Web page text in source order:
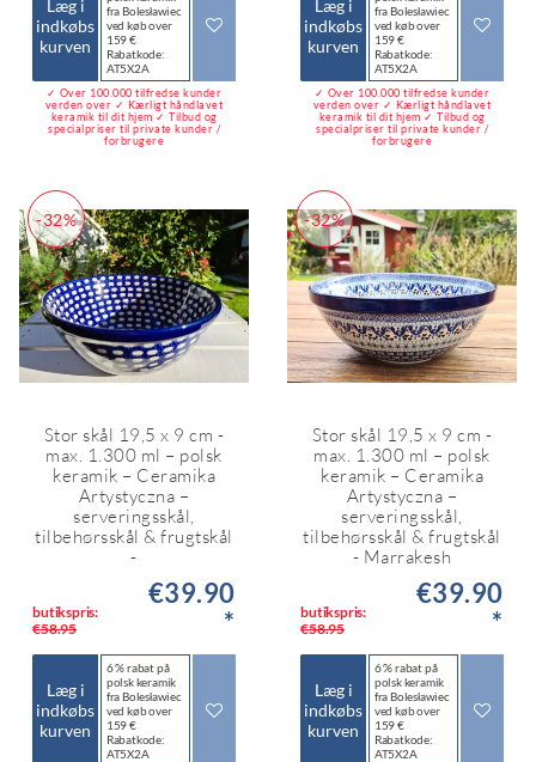
Læg i
indkøbs
kurven
fra Bolesławiec
ved køb over
159 €
Rabatkode:
AT5X2A
✓ Over 100.000 tilfredse kunder
verden over ✓ Kærligt håndlavet
keramik til dit hjem ✓ Tilbud og
specialpriser til private kunder /
forbrugere
Læg i
indkøbs
kurven
fra Bolesławiec
ved køb over
159 €
Rabatkode:
AT5X2A
✓ Over 100.000 tilfredse kunder
verden over ✓ Kærligt håndlavet
keramik til dit hjem ✓ Tilbud og
specialpriser til private kunder /
forbrugere
-32%
Stor skål 19,5 x 9 cm -
max. 1.300 ml – polsk
keramik – Ceramika
Artystyczna –
serveringsskål,
tilbehørsskål & frugtskål
-
butikspris:
€58.95
€39.90
*
Læg i
indkøbs
kurven
6 % rabat på
polsk keramik
fra Bolesławiec
ved køb over
159 €
Rabatkode:
AT5X2A
-32%
Stor skål 19,5 x 9 cm -
max. 1.300 ml – polsk
keramik – Ceramika
Artystyczna –
serveringsskål,
tilbehørsskål & frugtskål
- Marrakesh
butikspris:
€58.95
€39.90
*
Læg i
indkøbs
kurven
6 % rabat på
polsk keramik
fra Bolesławiec
ved køb over
159 €
Rabatkode:
AT5X2A